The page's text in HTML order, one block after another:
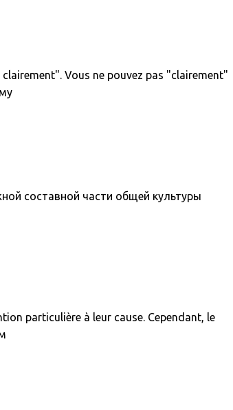
Vous ne pouvez pas "clairement"
составной части общей культуры
particulière à leur cause. Cependant, le